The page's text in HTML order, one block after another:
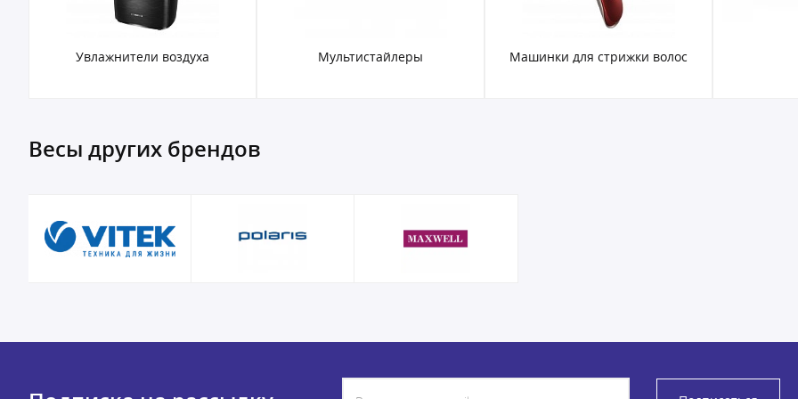
Увлажнители воздуха Мультистайлеры Машинки для стрижки волос
Весы других брендов